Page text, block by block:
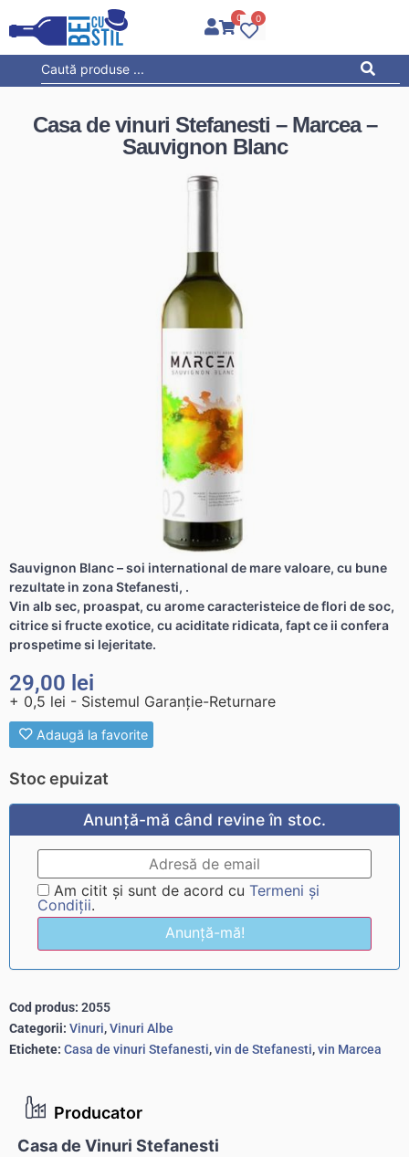
0 0
Producator
Casa de Vinuri Stefanesti
Casa de vinuri Stefanesti – Marcea –
Sauvignon Blanc
Sauvignon Blanc – soi international de mare valoare, cu bune
rezultate in zona Stefanesti, .
Vin alb sec, proaspat, cu arome caracteristeice de flori de soc,
citrice si fructe exotice, cu aciditate ridicata, fapt ce ii confera
prospetime si lejeritate.
29,00 lei
+ 0,5 lei - Sistemul Garanție-Returnare
Adaugă la favorite
Stoc epuizat
Anunță-mă când revine în stoc.
Am citit și sunt de acord cu Termeni și
Condiții.
Anunță-mă!
Cod produs: 2055
Categorii: Vinuri,Vinuri Albe
Etichete: Casa de vinuri Stefanesti,vin de Stefanesti,vin Marcea